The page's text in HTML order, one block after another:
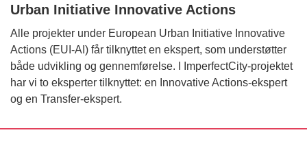
Urban Initiative Innovative Actions
Alle projekter under European Urban Initiative Innovative
Actions (EUI-AI) får tilknyttet en ekspert, som understøtter
både udvikling og gennemførelse. I ImperfectCity-projektet
har vi to eksperter tilknyttet: en Innovative Actions-ekspert
og en Transfer-ekspert.